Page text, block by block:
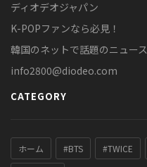
ディオデオジャパン
K-POPファンなら必見！
韓国のネットで話題のニュー
info2800@diodeo.com
CATEGORY
ホーム #BTS #TWICE